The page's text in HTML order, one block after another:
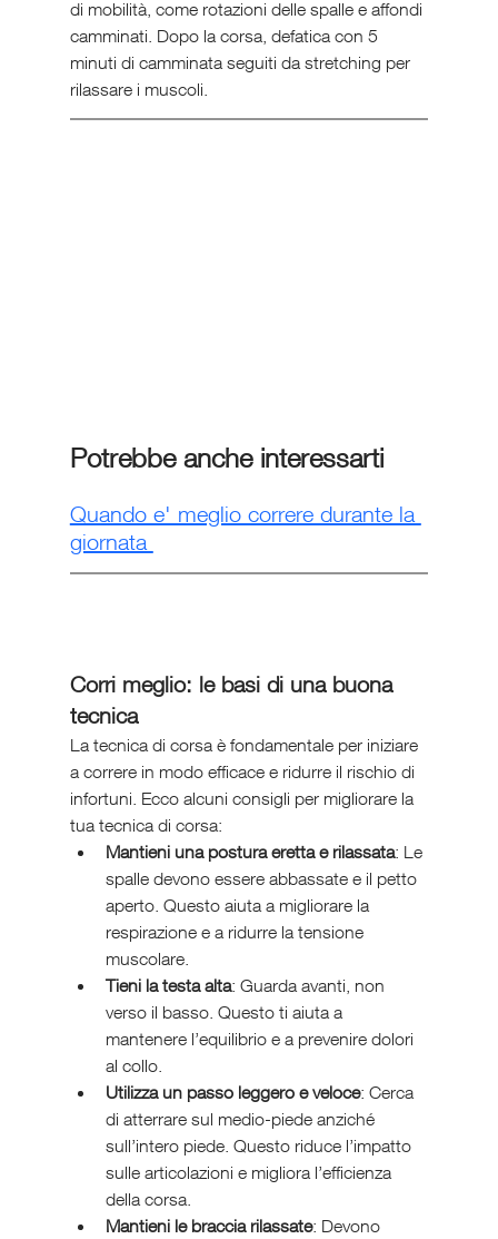
di mobilità, come rotazioni delle spalle e affondi
camminati. Dopo la corsa, defatica con 5
minuti di camminata seguiti da stretching per
rilassare i muscoli.
Potrebbe anche interessarti
Quando e' meglio correre durante la
giornata
Corri meglio: le basi di una buona
tecnica
La tecnica di corsa è fondamentale per iniziare
a correre in modo efficace e ridurre il rischio di
infortuni. Ecco alcuni consigli per migliorare la
tua tecnica di corsa:
Mantieni una postura eretta e rilassata: Le
spalle devono essere abbassate e il petto
aperto. Questo aiuta a migliorare la
respirazione e a ridurre la tensione
muscolare.
Tieni la testa alta: Guarda avanti, non
verso il basso. Questo ti aiuta a
mantenere l’equilibrio e a prevenire dolori
al collo.
Utilizza un passo leggero e veloce: Cerca
di atterrare sul medio-piede anziché
sull’intero piede. Questo riduce l’impatto
sulle articolazioni e migliora l’efficienza
della corsa.
Mantieni le braccia rilassate: Devono